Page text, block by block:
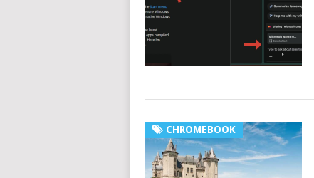
CHROMEBOOK